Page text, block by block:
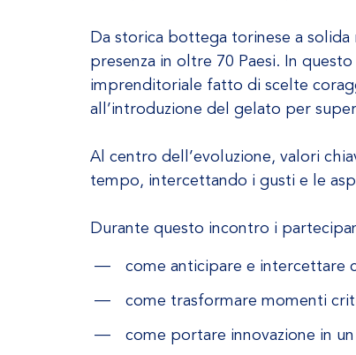
Da storica bottega torinese a
presenza in oltre 70 Paesi. In
imprenditoriale fatto di scelte
all’introduzione del gelato per
Al centro dell’evoluzione, valori
tempo, intercettando i gusti e le
Durante questo incontro i
come anticipare e intercettare
come trasformare momenti
come portare innovazione in